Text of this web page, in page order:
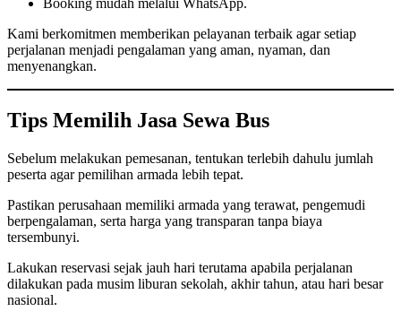
Booking mudah melalui WhatsApp.
Kami berkomitmen memberikan pelayanan terbaik agar setiap
perjalanan menjadi pengalaman yang aman, nyaman, dan
menyenangkan.
Tips Memilih Jasa Sewa Bus
Sebelum melakukan pemesanan, tentukan terlebih dahulu jumlah
peserta agar pemilihan armada lebih tepat.
Pastikan perusahaan memiliki armada yang terawat, pengemudi
berpengalaman, serta harga yang transparan tanpa biaya
tersembunyi.
Lakukan reservasi sejak jauh hari terutama apabila perjalanan
dilakukan pada musim liburan sekolah, akhir tahun, atau hari besar
nasional.